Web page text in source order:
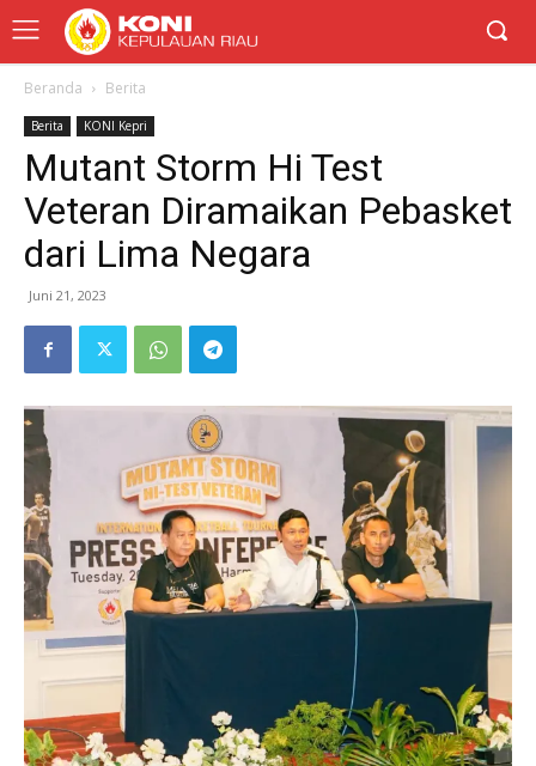
Beranda Berita
Berita KONI Kepri
Mutant Storm Hi Test
Veteran Diramaikan Pebasket
dari Lima Negara
Juni 21, 2023